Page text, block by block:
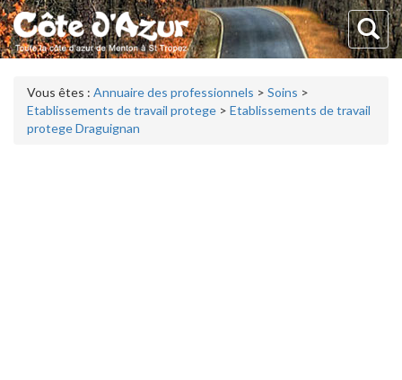
Vous êtes : Annuaire des professionnels > Soins >
Etablissements de travail protege > Etablissements de travail
protege Draguignan